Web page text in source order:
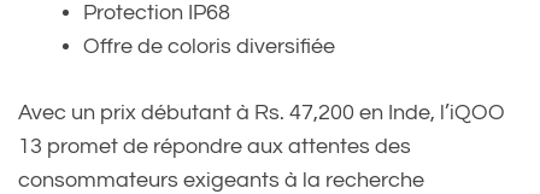
Protection IP68
Offre de coloris diversifiée
Avec un prix débutant à Rs. 47,200 en Inde, l’iQOO
13 promet de répondre aux attentes des
consommateurs exigeants à la recherche